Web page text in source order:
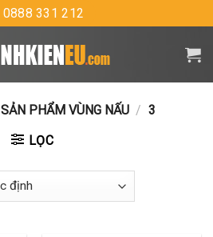
0888 331 212
SẢN PHẨM VÙNG NẤU / 3
LỌC